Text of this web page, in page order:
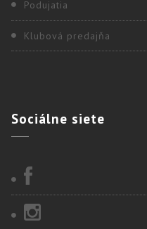
Podujatia
Klubová predajňa
Sociálne siete